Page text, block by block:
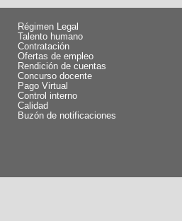
Régimen Legal
Talento humano
Contratación
Ofertas de empleo
Rendición de cuentas
Concurso docente
Pago Virtual
Control interno
Calidad
Buzón de notificaciones